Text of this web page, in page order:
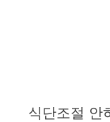
식단조절 안